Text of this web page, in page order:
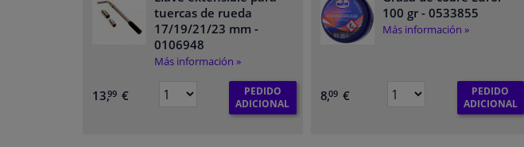
tuercas de rueda
17/19/21/23 mm -
0106948
Más información »
13,99 €
PEDIDO
ADICIONAL
100 gr- 0533855
Más información »
8,09 €
PEDIDO
ADICIONAL